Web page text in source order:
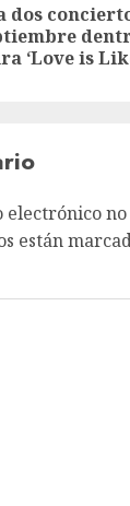
dos
‘Love is
están